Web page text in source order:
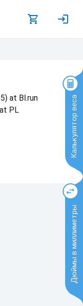
Калькулятор веса
Дюймы в миллиметры
at Bl.run
PL